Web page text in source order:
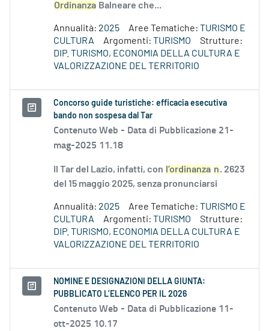
Ordinanza Balneare che...
Annualità: 2025 Aree Tematiche: TURISMO E
CULTURA
Argomenti: TURISMO
Strutture:
DIP. TURISMO, ECONOMIA DELLA CULTURA E
VALORIZZAZIONE DEL TERRITORIO
Concorso guide turistiche: efficacia esecutiva
bando non sospesa dal Tar
Contenuto Web - Data di Pubblicazione 21-
mag-2025 11.18
Il Tar del Lazio, infatti, con l’ordinanza n. 2623
del 15 maggio 2025, senza pronunciarsi
Annualità: 2025 Aree Tematiche: TURISMO E
CULTURA
Argomenti: TURISMO
Strutture:
DIP. TURISMO, ECONOMIA DELLA CULTURA E
VALORIZZAZIONE DEL TERRITORIO
NOMINE E DESIGNAZIONI DELLA GIUNTA:
PUBBLICATO L’ELENCO PER IL 2026
Contenuto Web - Data di Pubblicazione 11-
ott-2025 10.17